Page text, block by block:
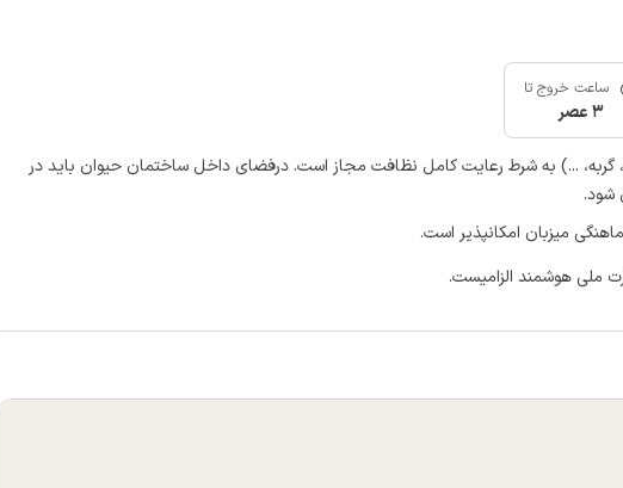
ساعت خروج تا
3 عصر
...) به شرط رعایت کامل نظافت مجاز است. درفضای داخل ساختمان حیوان باید در
میزبان امکانپذیر است.
ملی هوشمند الزامیست.